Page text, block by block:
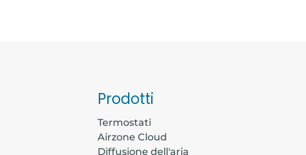
Prodotti
Termostati
Airzone Cloud
Diffusione dell'aria